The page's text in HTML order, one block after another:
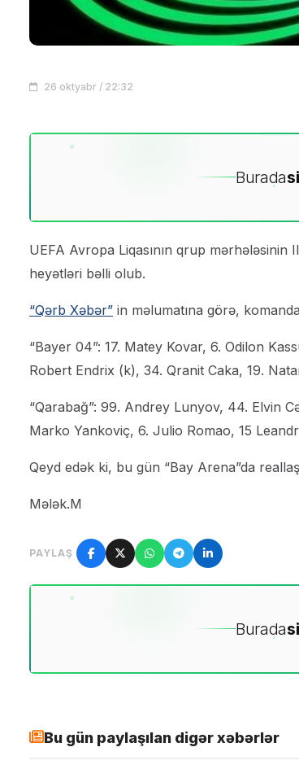
26 oktyabr / 22:32
Burada
UEFA Avropa Liqasının qrup
heyətləri bəlli olub.
“Qərb Xəbər” in məlumatına görə,
“Bayer 04”: 17. Matey Kovar, 6. Odilon
Robert Endrix (k), 34. Qranit Caka, 19.
“Qarabağ”: 99. Andrey Lunyov, 44. Elvin
Marko Yankoviç, 6. Julio Romao, 15
Qeyd edək ki, bu gün “Bay Arena”da
Mələk.M
PAYLAŞ
Burada
Bu gün paylaşılan digər xəbərlər